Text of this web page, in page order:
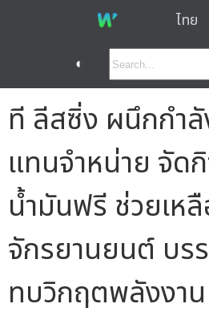
ไทย
◐
ที ลีสซิ่ง ผนึกกำ
แทนจำหน่าย จัด
น้ำมันฟรี ช่วยเห
จักรยานยนต์ บร
ทบวิกฤตพลังงาน